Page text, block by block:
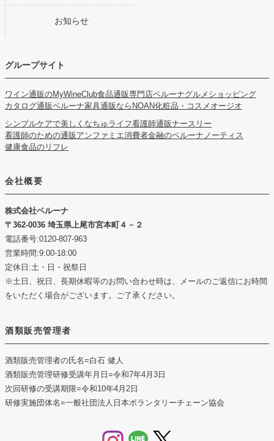
お知らせ
グループサイト
ワイン通販のMyWineClub食品通販専門店ベルーナグルメショッピング
カタログ通販ベルーナ家具通販ならNOAN化粧品・コスメオージオ
シンプルケアで美しくなちゅライフ看護師通販ナースリー
看護師のための通販アンファミエ消費者金融のベルーナノーティス
健康食品のリフレ
会社概要
株式会社ベルーナ
362-0036 埼玉県上尾市宮本町４－２
電話番号:0120-807-963
営業時間:9:00-18:00
定休日:土・日・祝祭日
※土日、祝日、長期休暇等のお問い合わせ時は、メールのご返信にお時間
をいただく場合がございます。ご了承ください。
酒類販売管理者
酒類販売管理者の氏名=白石 健人
酒類販売管理研修受講年月日 =令和7年4月3日
次回研修の受講期限=令和10年4月2日
研修実施団体名=一般社団法人日本ボランタリーチェーン協会